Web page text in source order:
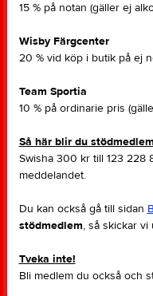
15 % på notan (gäller ej
Wisby Färgcenter
20 % vid köp i butik på ej
Team Sportia
10 % på ordinarie pris
Så här blir du stödmedlem
Swisha 300 kr till 123 228
meddelandet.
Du kan också gå till sidan
stödmedlem, så skickar
Tveka inte!
Bli medlem du också och